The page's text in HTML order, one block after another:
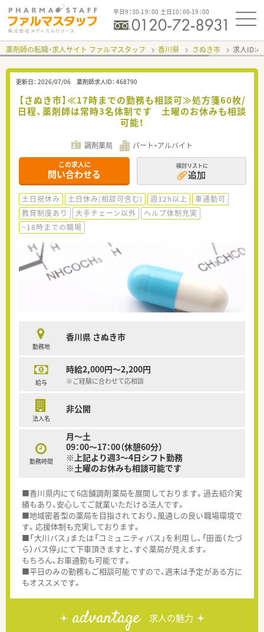
平日9：30-19：00 土日10：00-19：00
薬剤師の転職・求人サイト ファルマスタッフ 香川県 さぬき市 求人ID：
更新日： 2026/07/06 薬剤師求人ID： 468790
【さぬき市】≪17時までの勤務も相談可≫処方箋60枚/
日程、薬剤師は常時3名体制です 土曜のお休みも相談
可能！
調剤薬局 パート・アルバイト
この求人に
問い合わせる
検討リストに
追加
土日祝休み 土日休み(相談可含む) 週32h以上
車通勤可
教育制度あり
大手チェーン以外
ヘルプ体制充実
~18時までの職場
勤務地
香川県 さぬき市
給与
時給2,000円～2,200円
※ご経験に合わせて応相談
法人名
非公開
勤務時間
月～土
09：00～17：00（休憩60分）
※上記より週3～4日シフト勤務
※土曜のお休みも相談可能です
■香川県内にて6店舗調剤薬局を展開しております。過去紹介実
績もあり、安心してご就業いただける法人です。
■地域密着型の薬局を目指されており、風通しの良い職場環境で
す。応援体制も充実しております。
■「大川バス」または「コミュニティバス」を利用し、「田面（たづ
ら）バス停」にて下車頂きますと、すぐ薬局が見えます。
もちろん、お車通勤も可能です。
■平日のみの勤務もご相談可能ですので、週末は予定がある方に
もオススメです。
advantage 求人の魅力